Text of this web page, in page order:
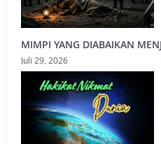
MIMPI YANG DIABAIKAN
Juli 29, 2026